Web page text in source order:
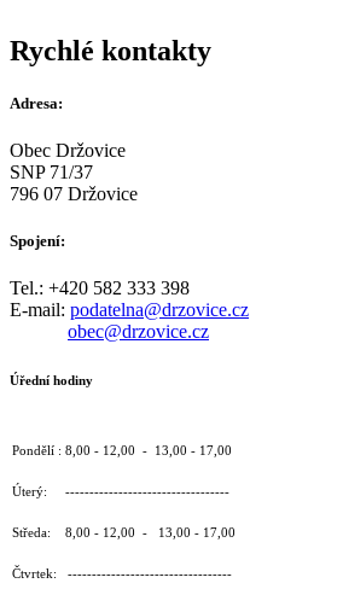
Rychlé kontakty
Adresa:
Obec Držovice
SNP 71/37
796 07 Držovice
Spojení:
Tel.: +420 582 333 398
E-mail: podatelna@drzovice.cz
obec@drzovice.cz
Úřední hodiny
Pondělí : 8,00 - 12,00 - 13,00 - 17,00
Úterý: ----------------------------------
Středa: 8,00 - 12,00 - 13,00 - 17,00
Čtvrtek: ----------------------------------